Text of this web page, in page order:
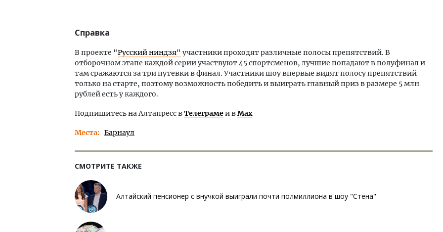
Справка
В проекте "Русский ниндзя" участники проходят различные полосы препятствий. В
отборочном этапе каждой серии участвуют 45 спортсменов, лучшие попадают в полуфинал и
там сражаются за три путевки в финал. Участники шоу впервые видят полосу препятствий
только на старте, поэтому возможность победить и выиграть главный приз в размере 5 млн
рублей есть у каждого.
Подпишитесь на Алтапресс вТелеграмеи вMax
Места Барнаул
СМОТРИТЕ ТАКЖЕ
Алтайский пенсионер с внучкой выиграли почти полмиллиона в шоу "Стена"